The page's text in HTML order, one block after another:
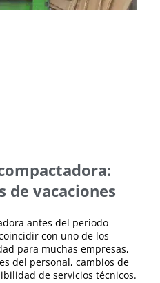
de vacaciones
antes del periodo
con uno de los
para muchas empresas,
del personal, cambios de
de servicios técnicos.